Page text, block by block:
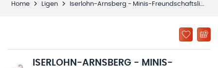
Home Ligen Iserlohn-Arnsberg - Minis-Freundschaftsliga-24-25-4
ISERLOHN-ARNSBERG - MINIS-